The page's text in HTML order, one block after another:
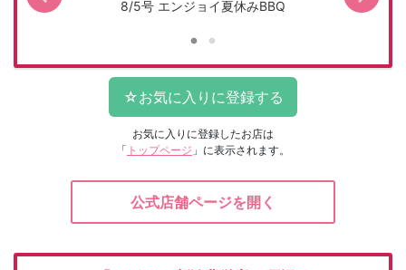
8/5号 エンジョイ夏休みBBQ
お気に入りに登録したお店は
「 トップページ 」に表示されます。
公式店舗ページを開く